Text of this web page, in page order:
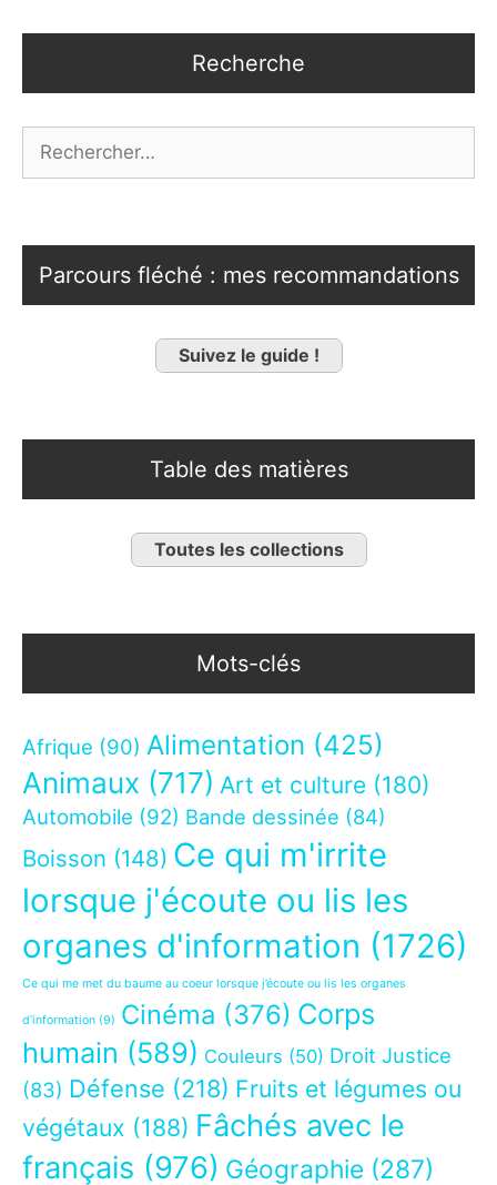
Recherche
Parcours fléché : mes recommandations
Suivez le guide !
Table des matières
Toutes les collections
Mots-clés
Afrique (90) Alimentation (425)
Animaux (717) Art et culture (180)
Automobile (92) Bande dessinée (84)
Boisson (148) Ce qui m'irrite
lorsque j'écoute ou lis les
organes d'information (1726)
Ce qui me met du baume au coeur lorsque j’écoute ou lis les organes
d’information (9) Cinéma (376) Corps
humain (589) Couleurs (50) Droit Justice
(83) Défense (218) Fruits et légumes ou
végétaux (188) Fâchés avec le
français (976) Géographie (287)